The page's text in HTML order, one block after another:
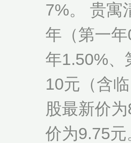
7%。 贵寓
年（第一
年1.50%、
10元（含
股最新价
价为9.75